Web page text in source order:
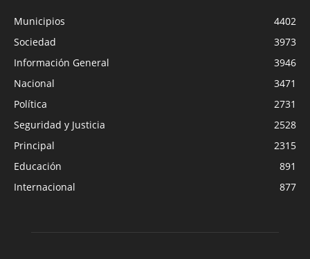
Municipios
4402
Sociedad
3973
Información General
3946
Nacional
3471
Política
2731
Seguridad y Justicia
2528
Principal
2315
Educación
891
Internacional
877